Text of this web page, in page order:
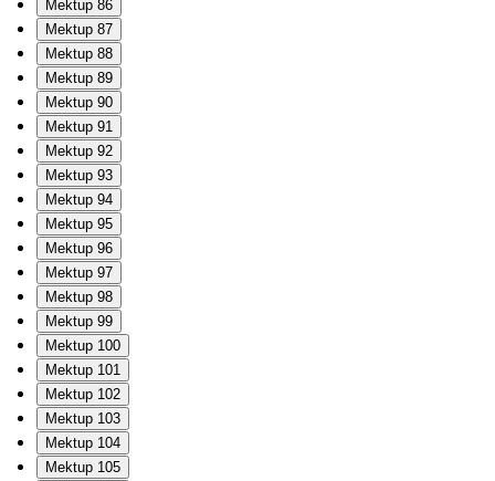
Mektup 86
Mektup 87
Mektup 88
Mektup 89
Mektup 90
Mektup 91
Mektup 92
Mektup 93
Mektup 94
Mektup 95
Mektup 96
Mektup 97
Mektup 98
Mektup 99
Mektup 100
Mektup 101
Mektup 102
Mektup 103
Mektup 104
Mektup 105